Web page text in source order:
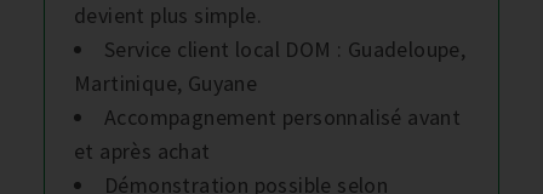
devient plus simple.
Service client local DOM : Guadeloupe,
Martinique, Guyane
Accompagnement personnalisé avant
et après achat
Démonstration possible selon